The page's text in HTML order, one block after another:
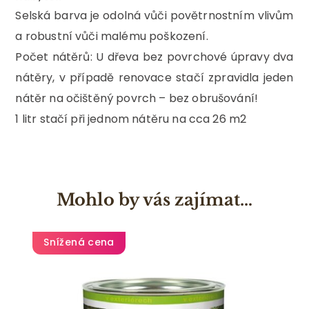
Selská barva je odolná vůči povětrnostním vlivům
a robustní vůči malému poškození.
Počet nátěrů: U dřeva bez povrchové úpravy dva
nátěry, v případě renovace stačí zpravidla jeden
nátěr na očištěný povrch – bez obrušování!
1 litr stačí při jednom nátěru na cca 26 m2
Mohlo by vás zajímat…
Snížená cena